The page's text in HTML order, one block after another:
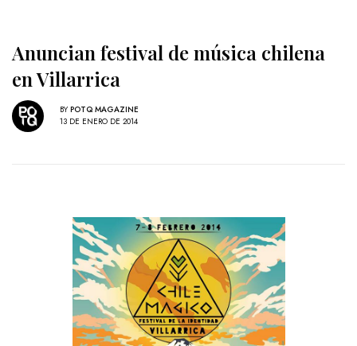
Anuncian festival de música chilena
en Villarrica
BY POTQ MAGAZINE
13 DE ENERO DE 2014